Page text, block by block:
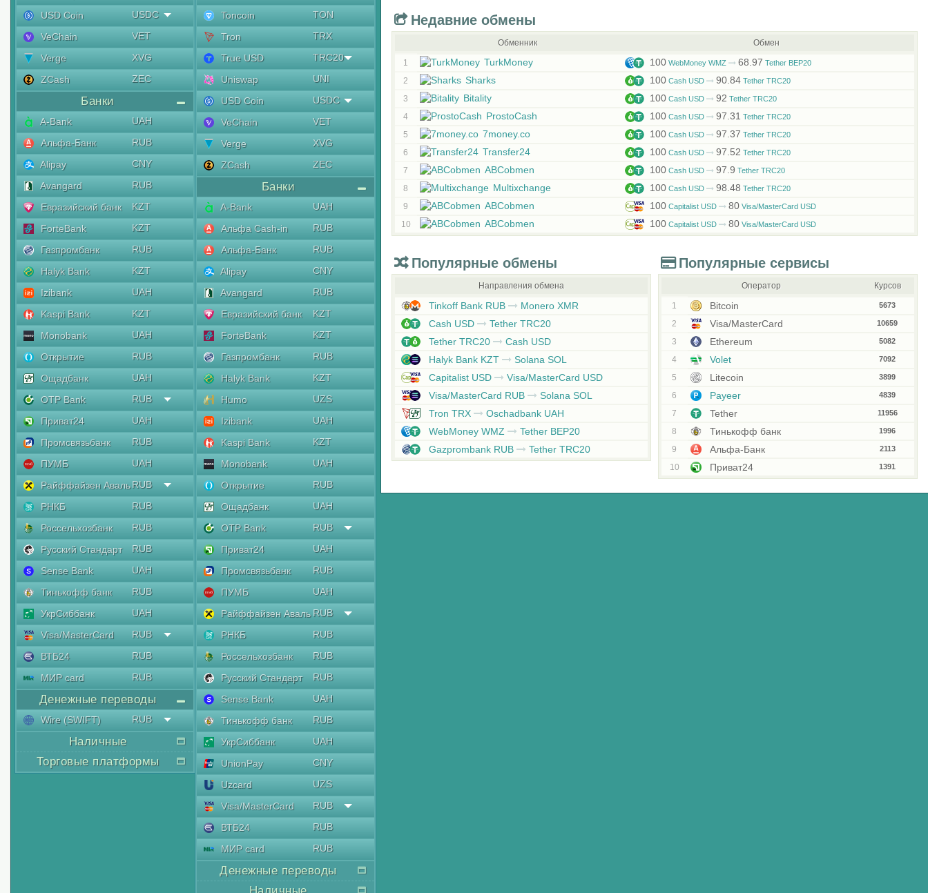
USD Coin
USDC
VeChain
VET
Verge
XVG
ZCash
ZEC
Банки
A-Bank
UAH
Альфа-Банк
RUB
Alipay
CNY
Avangard
RUB
Евразийский банк
KZT
ForteBank
KZT
Газпромбанк
RUB
Halyk Bank
KZT
Izibank
UAH
Kaspi Bank
KZT
Monobank
UAH
Открытие
RUB
Ощадбанк
UAH
OTP Bank
RUB
Приват24
UAH
Промсвязьбанк
RUB
ПУМБ
UAH
Райффайзен АвальRUB
РНКБ
RUB
Россельхозбанк
RUB
Русский Стандарт
RUB
Sense Bank
UAH
Тинькофф банк
RUB
УкрСиббанк
UAH
Visa/MasterCard
RUB
ВТБ24
RUB
МИР card
RUB
Денежные переводы
Wire (SWIFT) RUB
Наличные
Торговые платформы
Toncoin
TON
Tron
TRX
True USD
TRC20
Uniswap
UNI
USD Coin
USDC
VeChain
VET
Verge
XVG
ZCash
ZEC
Банки
A-Bank
UAH
Альфа Cash-in
RUB
Альфа-Банк
RUB
Alipay
CNY
Avangard
RUB
Евразийский банк
KZT
ForteBank
KZT
Газпромбанк
RUB
Halyk Bank
KZT
Humo
UZS
Izibank
UAH
Kaspi Bank
KZT
Monobank
UAH
Открытие
RUB
Ощадбанк
UAH
OTP Bank
RUB
Приват24
UAH
Промсвязьбанк
RUB
ПУМБ
UAH
Райффайзен Аваль RUB
РНКБ
RUB
Россельхозбанк
RUB
Русский Стандарт
RUB
Sense Bank
UAH
Тинькофф банк
RUB
УкрСиббанк
UAH
UnionPay
CNY
Uzcard
UZS
Visa/MasterCard
RUB
ВТБ24
RUB
МИР card
RUB
Денежные переводы
Недавние обмены
Обменник Обмен
1 TurkMoney 100WebMoney WMZ 68.97 Tether BEP20
2 Sharks 100Cash USD 90.84Tether TRC20
3 Bitality 100Cash USD 92 Tether TRC20
4 ProstoCash 100Cash USD 97.31 Tether TRC20
5 7money.co 100Cash USD 97.37 Tether TRC20
6 Transfer24 100Cash USD 97.52 Tether TRC20
7 ABCobmen 100Cash USD 97.9 Tether TRC20
8 Multixchange 100Cash USD 98.48 Tether TRC20
9 ABCobmen 100Capitalist USD 80Visa/MasterCard USD
10 ABCobmen 100Capitalist USD 80Visa/MasterCard USD
Популярные обмены
Направления обмена
Tinkoff Bank RUB
Monero XMR
Cash USD
Tether TRC20
Tether TRC20
Cash USD
Halyk Bank KZT
Solana SOL
Capitalist USD
Visa/MasterCard USD
Visa/MasterCard RUB
Solana SOL
Tron TRX
Oschadbank UAH
WebMoney WMZ
Tether BEP20
Gazprombank RUB
Tether TRC20
Популярные сервисы
Оператор Курсов
1 Bitcoin 5673
2 Visa/MasterCard 10659
3 Ethereum 5082
4 Volet 7092
5 Litecoin 3899
6 Payeer 4839
7 Tether 11956
8 Тинькофф банк 1996
9 Альфа-Банк 2113
10 Приват24 1391